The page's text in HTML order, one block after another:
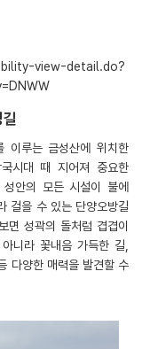
view-detail.do?
이루는 금성산에 위치한
시대 때 지어져 중요한
안의 모든 시설이 불에
걸을 수 있는 단양오방길
성곽의 돌처럼 겹겹이
니라 꽃내음 가득한 길,
다양한 매력을 발견할 수